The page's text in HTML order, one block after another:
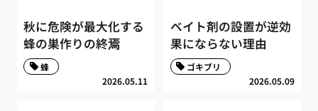
秋に危険が最大化する
蜂の巣作りの終焉
2026.05.11
蜂
ベイト剤の設置が逆効
果にならない理由
2026.05.09
ゴキブリ